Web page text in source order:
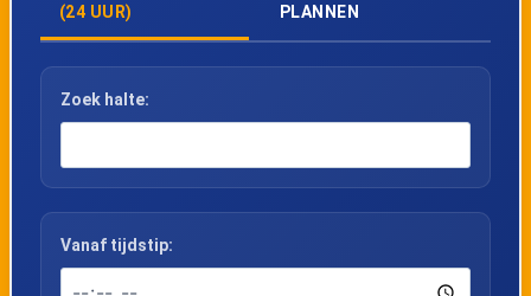
(24 UUR)
PLANNEN
Zoek halte:
Vanaf tijdstip: